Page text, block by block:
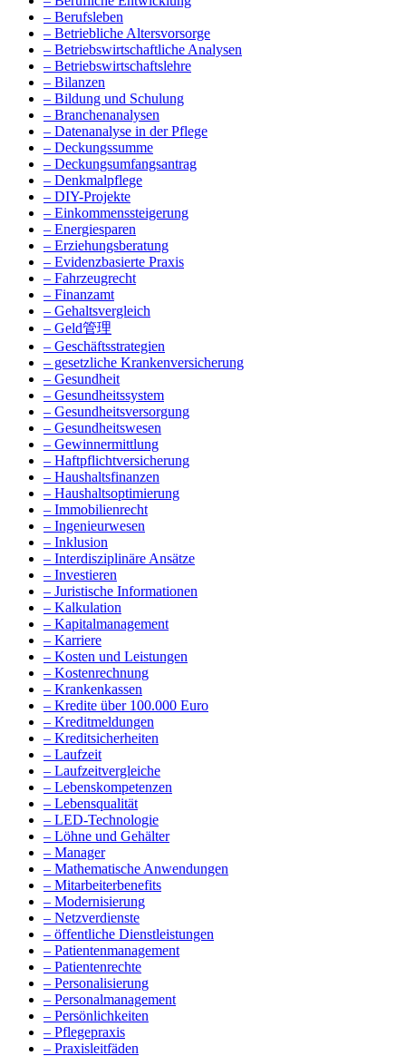
– Berufsleben
– Betriebliche Altersvorsorge
– Betriebswirtschaftliche Analysen
– Betriebswirtschaftslehre
– Bilanzen
– Bildung und Schulung
– Branchenanalysen
– Datenanalyse in der Pflege
– Deckungssumme
– Deckungsumfangsantrag
– Denkmalpflege
– DIY-Projekte
– Einkommenssteigerung
– Energiesparen
– Erziehungsberatung
– Evidenzbasierte Praxis
– Fahrzeugrecht
– Finanzamt
– Gehaltsvergleich
– Geld管理
– Geschäftsstrategien
– gesetzliche Krankenversicherung
– Gesundheit
– Gesundheitssystem
– Gesundheitsversorgung
– Gesundheitswesen
– Gewinnermittlung
– Haftpflichtversicherung
– Haushaltsfinanzen
– Haushaltsoptimierung
– Immobilienrecht
– Ingenieurwesen
– Inklusion
– Interdisziplinäre Ansätze
– Investieren
– Juristische Informationen
– Kalkulation
– Kapitalmanagement
– Karriere
– Kosten und Leistungen
– Kostenrechnung
– Krankenkassen
– Kredite über 100.000 Euro
– Kreditmeldungen
– Kreditsicherheiten
– Laufzeit
– Laufzeitvergleiche
– Lebenskompetenzen
– Lebensqualität
– LED-Technologie
– Löhne und Gehälter
– Manager
– Mathematische Anwendungen
– Mitarbeiterbenefits
– Modernisierung
– Netzverdienste
– öffentliche Dienstleistungen
– Patientenmanagement
– Patientenrechte
– Personalisierung
– Personalmanagement
– Persönlichkeiten
– Pflegepraxis
– Praxisleitfäden